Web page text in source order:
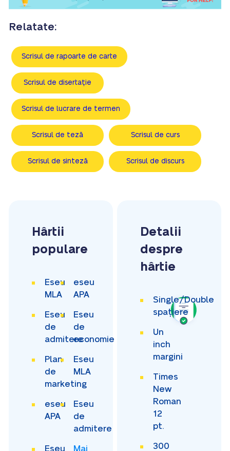
Relatate:
Scrisul de rapoarte de carte
Scrisul de disertație
Scrisul de lucrare de termen
Scrisul de teză Scrisul de curs
Scrisul de sinteză Scrisul de discurs
Hârtii
populare
Eseu
MLA
eseu
APA
Eseu
de
admitere
Eseu
de
economie
Plan
de
marketing
Eseu
MLA
eseu
APA
Eseu
de
admitere
Eseu
Mai
Detalii
despre
hârtie
Single/Double
spațiere
Un
inch
margini
Times
New
Roman
12
pt.
300